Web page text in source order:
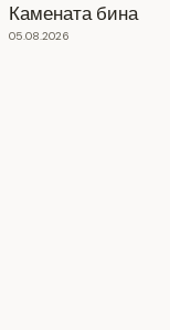
Камената бина
05.08.2026